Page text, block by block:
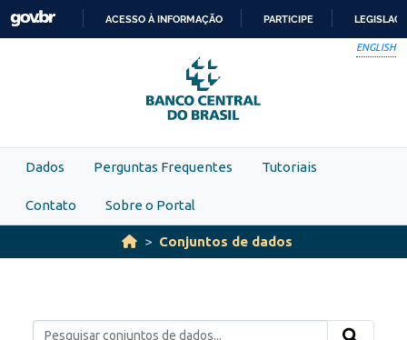
Skip to main content
PARA
O
CONTEÚDO
ACESSO À INFORMAÇÃO PARTICIPE
ENGLISH
Dados Perguntas Frequentes Tutoriais
Contato Sobre o Portal
Conjuntos de dados